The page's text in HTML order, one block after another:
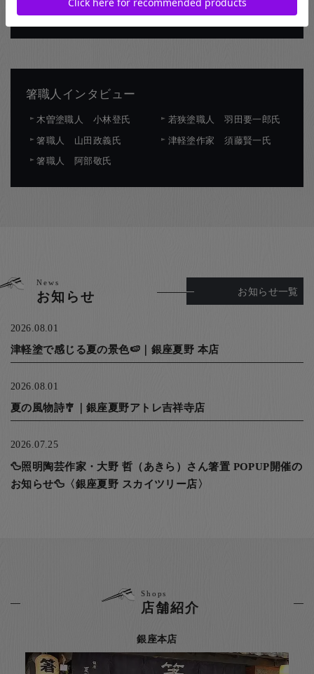
箸職人インタビュー
木曽塗職人 小林登氏
若狭塗職人 羽田要一郎氏
箸職人 山田政義氏
津軽塗作家 須藤賢一氏
箸職人 阿部敬氏
News
お知らせ お知らせ一覧
2026.08.01
津軽塗で感じる夏の景色🍉｜銀座夏野 本店
2026.08.01
夏の風物詩🎐｜銀座夏野アトレ吉祥寺店
2026.07.25
🦆照明陶芸作家・大野 哲（あきら）さん箸置 POPUP開催の
お知らせ🦆〈銀座夏野 スカイツリー店〉
Shops
店舗紹介
銀座本店